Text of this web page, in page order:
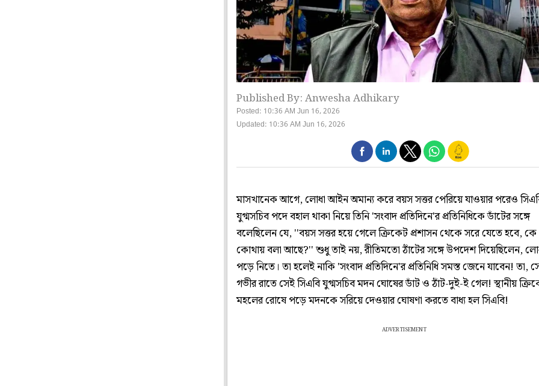
Published By: Anwesha Adhikary
Posted: 10:36 AM Jun 16, 2026
Updated: 10:36 AM Jun 16, 2026
মাসখানেক আগে, লোধা আইন অমান্য করে বয়স সত্তর পেরিয়ে যাওয়ার পরেও
যুগ্মসচিব পদে বহাল থাকা নিয়ে তিনি 'সংবাদ প্রতিদিনে'র প্রতিনিধিকে ডাঁটের সঙ্গে
বলেছিলেন যে, ''বয়স সত্তর হয়ে গেলে ক্রিকেট প্রশাসন থেকে সরে যেতে হবে,
কোথায় বলা আছে?'' শুধু তাই নয়, রীতিমতো ঠাঁটের সঙ্গে উপদেশ দিয়েছিলেন,
পড়ে নিতে। তা হলেই নাকি 'সংবাদ প্রতিদিনে'র প্রতিনিধি সমস্ত জেনে যাবেন! তা,
গভীর রাতে সেই সিএবি যুগ্মসচিব মদন ঘোষের ডাঁট ও ঠাঁট-দুই-ই গেল! স্থানীয়
মহলের রোষে পড়ে মদনকে সরিয়ে দেওয়ার ঘোষণা করতে বাধ্য হল সিএবি!
ADVERTISEMENT